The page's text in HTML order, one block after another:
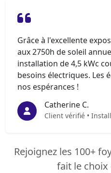
Grâce à l'excellente
aux 2750h de soleil
installation de 4,5 kWc
besoins électriques. Les
nos espérances !
Catherine C.
Client vérifié •
Rejoignez les 100+
fait le choix